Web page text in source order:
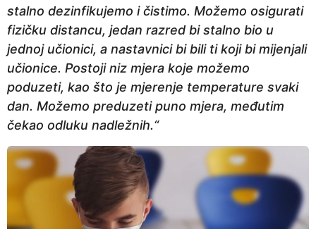
stalno dezinfikujemo i čistimo. Možemo osigurati
fizičku distancu, jedan razred bi stalno bio u
jednoj učionici, a nastavnici bi bili ti koji bi mijenjali
učionice. Postoji niz mjera koje možemo
poduzeti, kao što je mjerenje temperature svaki
dan. Možemo preduzeti puno mjera, međutim
čekao odluku nadležnih.“